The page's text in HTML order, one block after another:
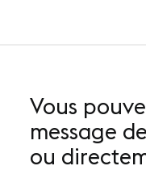
Photothèque
NOUS CHOISIR
Nos sites
Notre
Vous
message
ou